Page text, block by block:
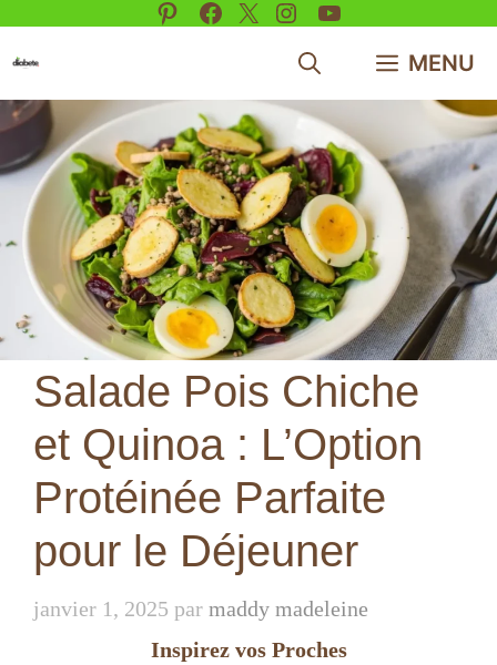
Pinterest
Facebook
X Instagram
YouTube
MENU
Salade Pois Chiche
et Quinoa : L’Option
Protéinée Parfaite
pour le Déjeuner
janvier 1, 2025 par maddy madeleine
Inspirez vos Proches